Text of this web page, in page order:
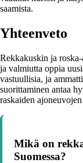
saamista.
Yhteenveto
Rekkakuskin ja
ja valmiutta oppia
vastuullisia, ja
suorittaminen antaa
raskaiden ajoneuvojen
Mikä on
Suomessa?